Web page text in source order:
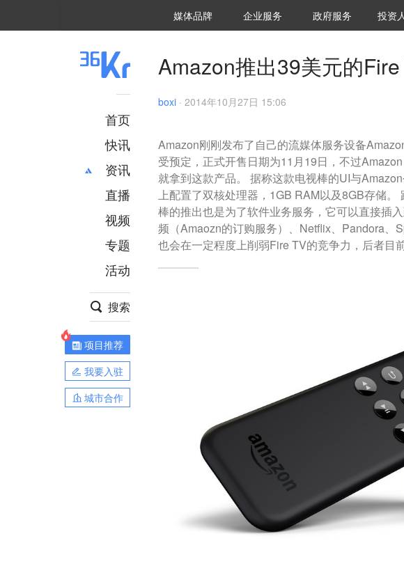
媒体品牌 36Kr研究院
企业服务 城市之窗
政府服务 VClub投
投资机构
投资
首页
快讯
资讯
推荐
财经
项目推荐
安徽
直播
视频
专题
活动
搜索
项目推荐
我要入驻
城市合作
Amazon推出39美元的
boxi · 2014年10月27日 15:06
Amazon刚刚发布了自己的流媒体服务设备
受预定，正式开售日期为11月19日，不过
就拿到这款产品。 据称这款电视棒的UI与
上配置了双核处理器，1GB RAM以及8GB存储
棒的推出也是为了软件业务服务，它可以直接插
频（Amaozn的订购服务）、Netflix、Pandora、
也会在一定程度上削弱Fire TV的竞争力，后者目